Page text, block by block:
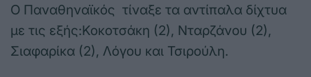
Ο Παναθηναϊκός τίναξε τα αντίπαλα δίχτυα
με τις εξής:Κοκοτσάκη (2), Νταρζάνου (2),
Σιαφαρίκα (2), Λόγου και Τσιρούλη.